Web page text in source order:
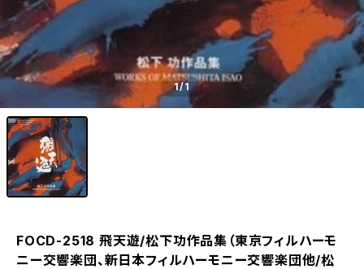
1/1
FOCD-2518 飛天遊/松下功作品集（東京フィルハーモ
ニー交響楽団、新日本フィルハーモニー交響楽団他/松